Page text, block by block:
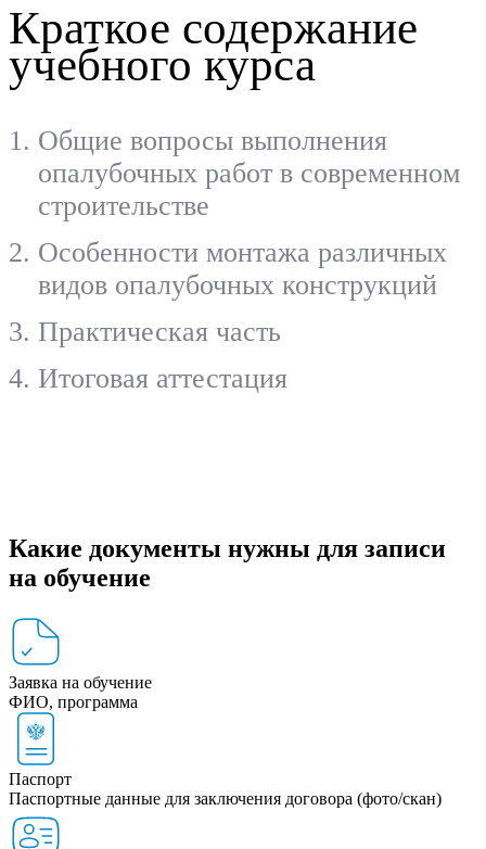
Краткое содержание
учебного курса
Общие вопросы выполнения
опалубочных работ в современном
строительстве
Особенности монтажа различных
видов опалубочных конструкций
Практическая часть
Итоговая аттестация
Какие документы нужны для записи
на обучение
Заявка на обучение
ФИО, программа
Паспорт
Паспортные данные для заключения договора (фото/скан)